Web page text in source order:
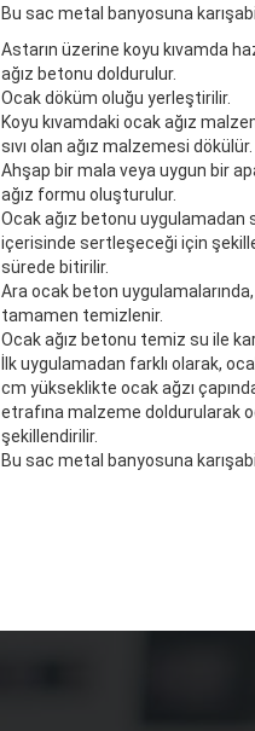
Bu sac metal banyosuna
Astarın üzerine koyu kıvamda
ağız betonu doldurulur.
Ocak döküm oluğu yerleştirilir.
Koyu kıvamdaki ocak ağız
sıvı olan ağız malzemesi dökülür.
Ahşap bir mala veya uygun bir
ağız formu oluşturulur.
Ocak ağız betonu uygulamadan
içerisinde sertleşeceği için
sürede bitirilir.
Ara ocak beton
tamamen temizlenir.
Ocak ağız betonu temiz su ile
İlk uygulamadan farklı olarak,
cm yükseklikte ocak ağzı
etrafına malzeme doldurularak
şekillendirilir.
Bu sac metal banyosuna